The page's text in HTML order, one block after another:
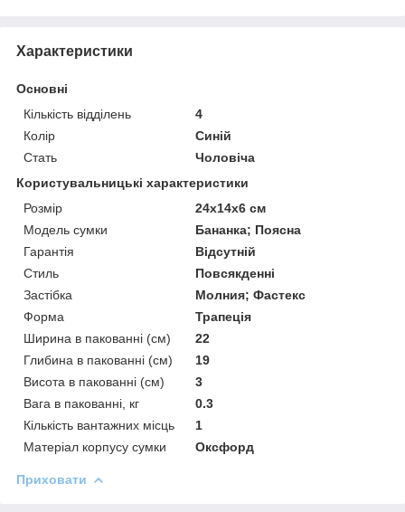
Характеристики
Основні
Кількість відділень
4
Колір
Синій
Стать
Чоловіча
Користувальницькі характеристики
Розмір
24х14х6 см
Модель сумки
Бананка; Поясна
Гарантія
Відсутній
Стиль
Повсякденні
Застібка
Молния; Фастекс
Форма
Трапеція
Ширина в пакованні (см)
22
Глибина в пакованні (см)
19
Висота в пакованні (см)
3
Вага в пакованні, кг
0.3
Кількість вантажних місць
1
Матеріал корпусу сумки
Оксфорд
Приховати